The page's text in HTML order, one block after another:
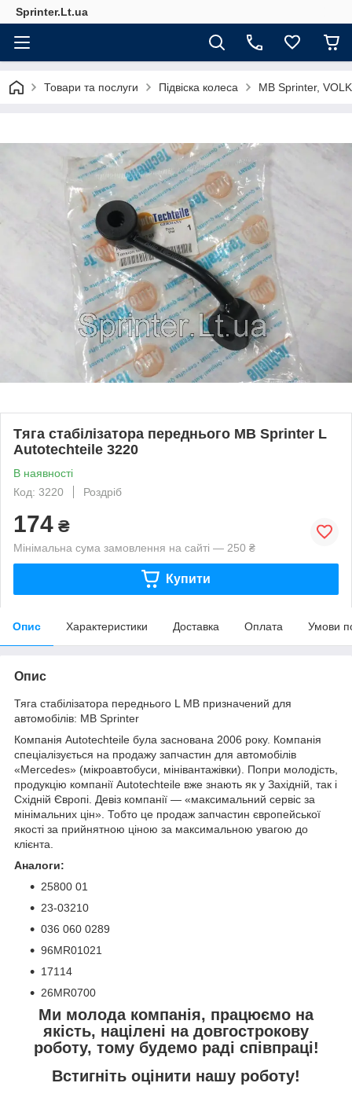
Sprinter.Lt.ua
Товари та послуги Підвіска колеса MB Sprinter,
Тяга стабілізатора переднього MB Sprinter L
Autotechteile 3220
В наявності
Код: 3220
Роздріб
174 ₴
Мінімальна сума замовлення на сайті — 250 ₴
Купити
Опис Характеристики Доставка Оплата Умови
Опис
Тяга стабілізатора переднього L MB призначений для
автомобілів: MB Sprinter
Компанія Autotechteile була заснована 2006 року. Компанія
спеціалізується на продажу запчастин для автомобілів
«Mercedes» (мікроавтобуси, мінівантажівки). Попри молодість,
продукцію компанії Autotechteile вже знають як у Західній, так і
Східній Європі. Девіз компанії — «максимальний сервіс за
мінімальних цін». Тобто це продаж запчастин європейської
якості за прийнятною ціною за максимальною увагою до
клієнта.
Аналоги:
25800 01
23-03210
036 060 0289
96MR01021
17114
26MR0700
Ми молода компанія, працюємо на
якість, націлені на довгострокову
роботу, тому будемо раді співпраці!
Встигніть оцінити нашу роботу!